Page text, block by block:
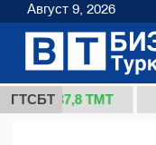
ГТСБТ
(кг.) 37,8 ТМТ
Август 9, 2026